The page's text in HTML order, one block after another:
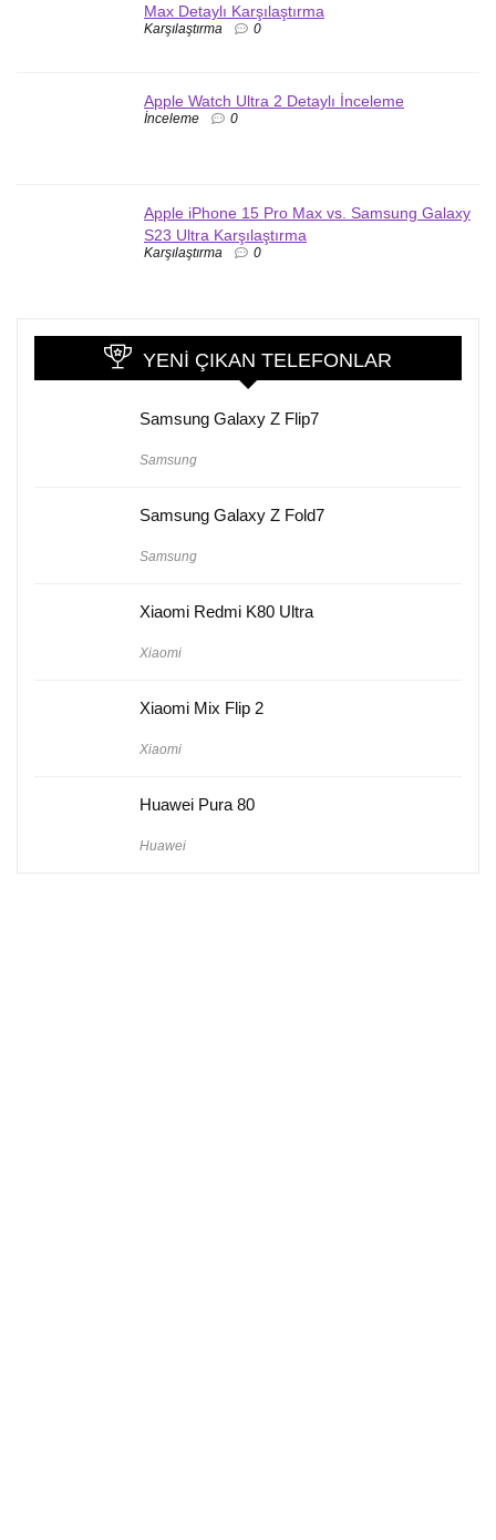
Max Detaylı Karşılaştırma
Karşılaştırma 0
Apple Watch Ultra 2 Detaylı İnceleme
İnceleme 0
Apple iPhone 15 Pro Max vs. Samsung Galaxy
S23 Ultra Karşılaştırma
Karşılaştırma 0
YENI ÇIKAN TELEFONLAR
Samsung Galaxy Z Flip7
Samsung
Samsung Galaxy Z Fold7
Samsung
Xiaomi Redmi K80 Ultra
Xiaomi
Xiaomi Mix Flip 2
Xiaomi
Huawei Pura 80
Huawei